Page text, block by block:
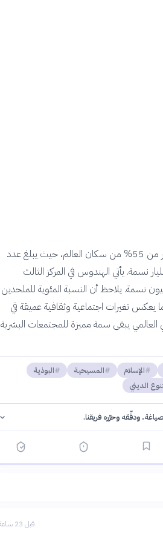
يُظهر التحليل أن المسيحية والإسلام يشكلان معاً أكثر من 55% من سكان العالم، حيث يبلغ عدد
حوالي 2.4 مليار نسمة والمسلمين 1.9 مليار نسمة. يأتي الهندوس في المركز الثالث
1.2 مليار متابع، يليهم البوذيون بنحو 520 مليون نسمة. يلاحظ أن النسبة المئوية للملحدين
يعكس تغيرات اجتماعية وثقافية عميقة في
العالمي يبقى سمة مميزة للمجتمعات البشرية
الإسلام المسيحية
البوذية
الديني
ودقّقه وحرّره فريقنا.
قبل 23 ساعة